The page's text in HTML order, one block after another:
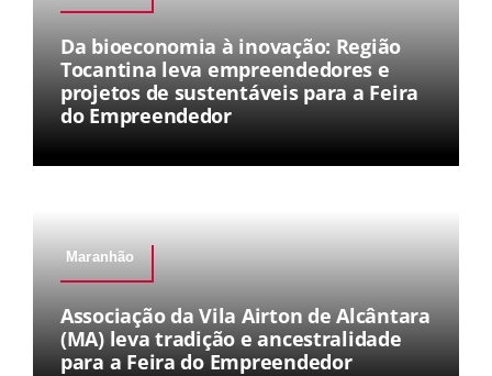
Da bioeconomia à inovação: Região
Tocantina leva empreendedores e
projetos de sustentáveis para a Feira
do Empreendedor
Maranhão
Associação da Vila Airton de Alcântara
(MA) leva tradição e ancestralidade
para a Feira do Empreendedor